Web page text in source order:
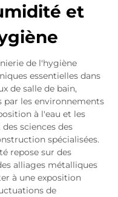
et
de l'hygiène
essentielles dans
de salle de bain,
par les environnements
à l'eau et les
sciences des
spécialisées.
repose sur des
alliages métalliques
à une exposition
de